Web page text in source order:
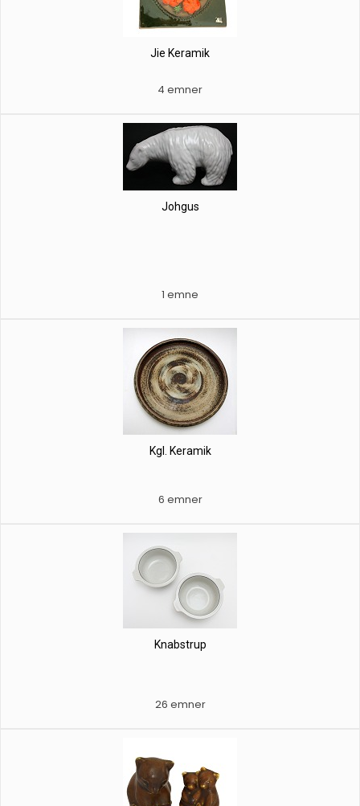
Jie Keramik
4 emner
Johgus
1 emne
Kgl. Keramik
6 emner
Knabstrup
26 emner